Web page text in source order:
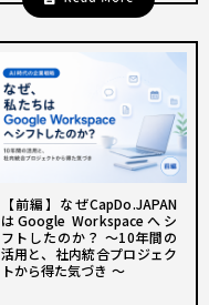
【前編】なぜCapDo.JAPAN
はGoogle Workspaceへシ
フトしたのか？ 〜10年間の
活用と、社内統合プロジェク
トから得た気づき 〜